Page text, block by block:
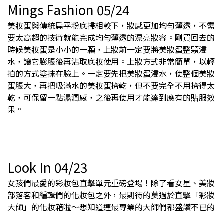
Mings Fashion 05/24
美妝蛋與傳統扁平粉底掃相較下，妝感更加均勻薄透，不需
要太高超的技術就能完成均勻薄透的漂亮妝容。剛買回去的
時候美妝蛋是小小的一顆，上妝前一定要將美妝蛋整顆浸
水，讓它膨脹後再沾取底妝使用。上妝方式非常簡單，以輕
拍的方式塗抹在臉上。一定要先把美妝蛋浸水，使整個美妝
蛋脹大，再把吸滿水的美妝蛋擠乾，但不要完全不用擠得太
乾，可保留一點濕潤感，之後再使用才能達到應有的貼服效
果。
Look In 04/23
女孩們最愛的彩妝包直擊單元重磅登場！除了看女星、美妝
部落客和編輯們的化妝包之外，最期待的莫過於直擊「彩妝
大師」的化妝箱啦～想知道連最專業的大師們都盛讚不已的